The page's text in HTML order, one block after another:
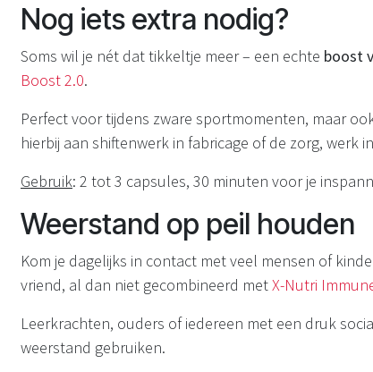
Nog iets extra nodig?
Soms wil je nét dat tikkeltje meer – een echte boost
Boost 2.0.
Perfect voor tijdens zware sportmomenten, maar
hierbij aan shiftenwerk in fabricage of de zorg, werk
Gebruik: 2 tot 3 capsules, 30 minuten voor je
Weerstand op peil houden
Kom je dagelijks in contact met veel mensen of
vriend, al dan niet gecombineerd metX-Nutri
Leerkrachten, ouders of iedereen met een druk
weerstand gebruiken.